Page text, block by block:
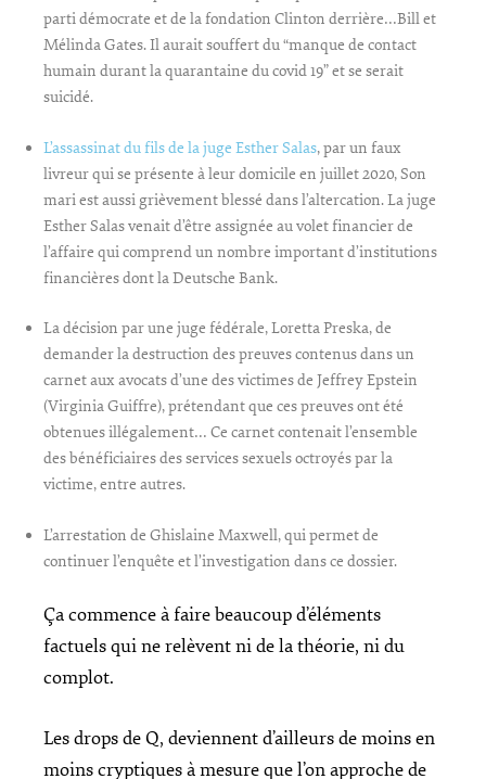
parti démocrate et de la fondation Clinton derrière…Bill et
Mélinda Gates. Il aurait souffert du “manque de contact
humain durant la quarantaine du covid 19” et se serait
suicidé.
L’assassinat du fils de la juge Esther Salas, par un faux
livreur qui se présente à leur domicile en juillet 2020, Son
mari est aussi grièvement blessé dans l’altercation. La juge
Esther Salas venait d’être assignée au volet financier de
l’affaire qui comprend un nombre important d’institutions
financières dont la Deutsche Bank.
La décision par une juge fédérale, Loretta Preska, de
demander la destruction des preuves contenus dans un
carnet aux avocats d’une des victimes de Jeffrey Epstein
(Virginia Guiffre), prétendant que ces preuves ont été
obtenues illégalement… Ce carnet contenait l’ensemble
des bénéficiaires des services sexuels octroyés par la
victime, entre autres.
L’arrestation de Ghislaine Maxwell, qui permet de
continuer l’enquête et l’investigation dans ce dossier.
Ça commence à faire beaucoup d’éléments
factuels qui ne relèvent ni de la théorie, ni du
complot.
Les drops de Q, deviennent d’ailleurs de moins en
moins cryptiques à mesure que l’on approche de